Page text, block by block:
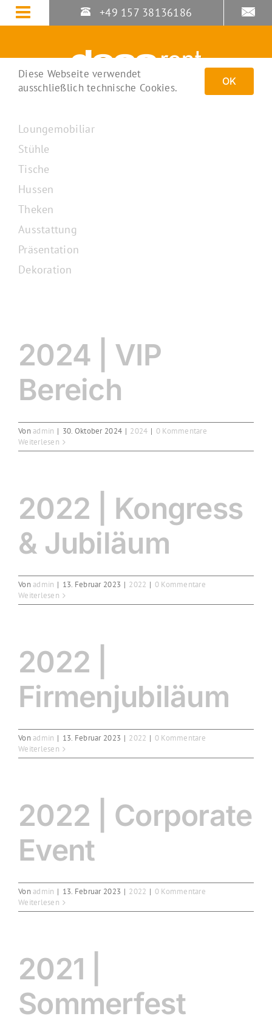
Zum
Inhalt
+49 157 38136186
2024 | VIP
Bereich
Vonadmin | 30. Oktober 2024 | 2024 | 0 Kommentare
Weiterlesen
2022 | Kongress
& Jubiläum
Vonadmin | 13. Februar 2023 | 2022 | 0 Kommentare
Weiterlesen
2022 |
Firmenjubiläum
Vonadmin | 13. Februar 2023 | 2022 | 0 Kommentare
Weiterlesen
2022 | Corporate
Event
Vonadmin | 13. Februar 2023 | 2022 | 0 Kommentare
Weiterlesen
2021 |
Sommerfest
Loungemobiliar
Stühle
Tische
Hussen
Theken
Ausstattung
Präsentation
Dekoration
Diese Webseite verwendet
ausschließlich technische Cookies.
OK